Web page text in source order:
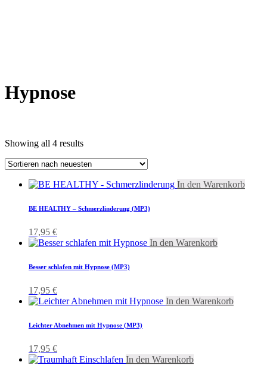
Hypnose
Showing all 4 results
In den Warenkorb
BE HEALTHY – Schmerzlinderung (MP3)
17,95 €
In den Warenkorb
Besser schlafen mit Hypnose (MP3)
17,95 €
In den Warenkorb
Leichter Abnehmen mit Hypnose (MP3)
17,95 €
In den Warenkorb